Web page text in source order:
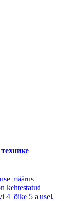
määrus
kehtestatud
4 lõike 5 alusel.